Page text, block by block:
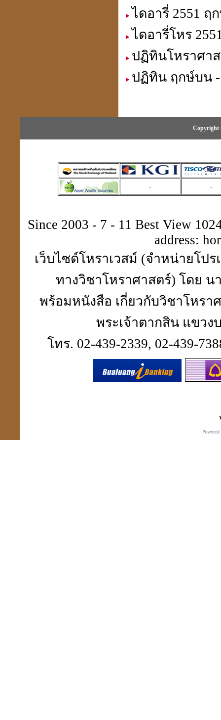
สะเดาะเคาะห์ต่อชะตา
ที่ร้านเซเว่นทุกสาขา
สี(กระจก 6 ด้าน) มาทำข่าว
เกี่ยวกับ ปี่เซียะ"貔貅
ไดอารี่ 2551
ไดอารี่โหร
ปฏิทินโหราศาส
ปฏิทิน ฤกษ์บน
Copyright
- -
Since 2003 - 7 - 11 Best View
address:
เว็บไซด์โหราเวสม์ (จำหน่ายโป
ทางวิชาโหราศาสตร์) โดย น
พร้อมหนังสือ เกี่ยวกับวิชาโหร
พระเจ้าตากสิน แขวง
โทร. 02-439-2339, 02-439-